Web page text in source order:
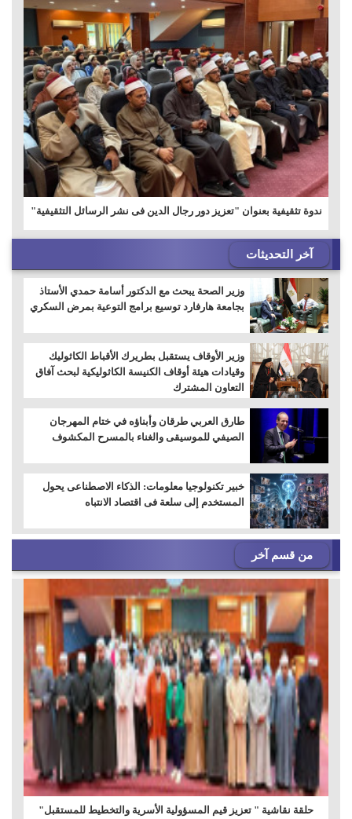
ندوة تثقيفية بعنوان "تعزيز دور رجال الدين فى نشر الرسائل التثقيفية"
آخر التحديثات
وزير الصحة يبحث مع الدكتور أسامة حمدي الأستاذ
بجامعة هارفارد توسيع برامج التوعية بمرض السكري
وزير الأوقاف يستقبل بطريرك الأقباط الكاثوليك
وقيادات هيئة أوقاف الكنيسة الكاثوليكية لبحث آفاق
التعاون المشترك
طارق العربي طرقان وأبناؤه في ختام المهرجان
الصيفي للموسيقى والغناء بالمسرح المكشوف
خبير تكنولوجيا معلومات: الذكاء الاصطناعى يحول
المستخدم إلى سلعة فى اقتصاد الانتباه
من قسم آخر
حلقة نقاشية " تعزيز قيم المسؤولية الأسرية والتخطيط للمستقبل"